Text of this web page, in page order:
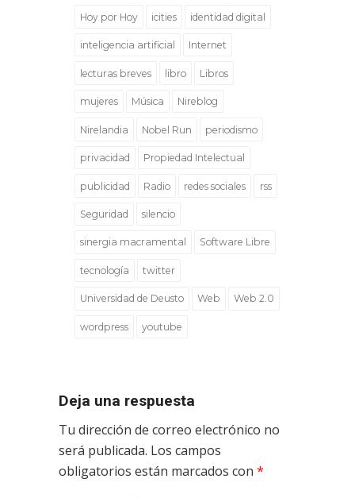
Hoy por Hoy icities identidad digital
inteligencia artificial Internet
lecturas breves libro Libros
mujeres Música Nireblog
Nirelandia Nobel Run periodismo
privacidad Propiedad Intelectual
publicidad Radio redes sociales rss
Seguridad silencio
sinergia macramental Software Libre
tecnología twitter
Universidad de Deusto Web Web 2.0
wordpress youtube
Deja una respuesta
Tu dirección de correo electrónico no
será publicada. Los campos
obligatorios están marcados con *